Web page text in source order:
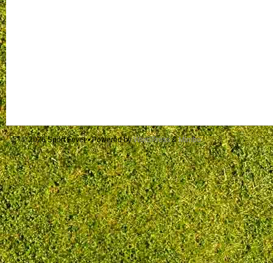
© 2026Sport Fever• Powered byWordPress&Mimbo